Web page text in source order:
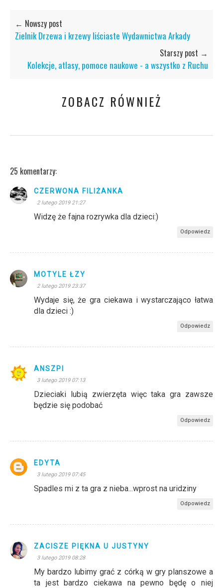
← Nowszy post
Zielnik Drzewa i krzewy liściaste Wydawnictwa Arkady
Starszy post →
Kolekcje, atlasy, pomoce naukowe - a wszystko z Ruchu
ZOBACZ RÓWNIEŻ
25 komentarzy:
CZERWONA FILIŻANKA
2 lutego 2019 21:27
Widzę że fajna rozrywka dla dzieci:)
Odpowiedz
MOTYLE ŁZY
2 lutego 2019 23:37
Wydaje się, że gra ciekawa i wystarczająco łatwa
dla dzieci :)
Odpowiedz
ANSZPI
3 lutego 2019 07:13
Dzieciaki lubią zwierzęta więc taka gra zawsze
będzie się podobać
Odpowiedz
EDYTA
3 lutego 2019 07:45
Spadles mi z ta gra z nieba...wprost na uridziny
Odpowiedz
ZACISZE PIĘKNA U JUSTYNY
3 lutego 2019 08:28
My bardzo lubimy grać z córką w gry planszowe a
ta jest bardzo ciekawa na pewno będę o niej